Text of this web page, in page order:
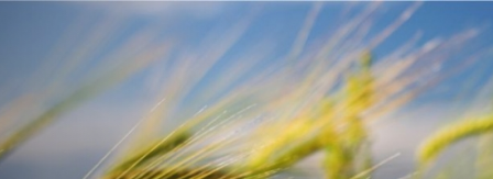
Anterior